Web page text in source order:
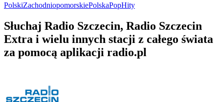
PolskiZachodniopomorskiePolskaPopHity
Słuchaj Radio Szczecin, Radio Szczecin
Extra i wielu innych stacji z całego świata
za pomocą aplikacji radio.pl